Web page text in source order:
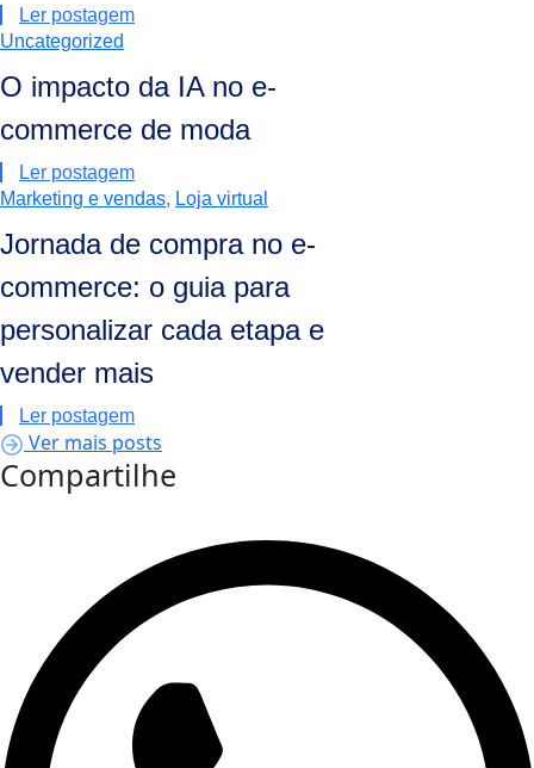
Ler postagem
Uncategorized
O impacto da IA no e-
commerce de moda
Ler postagem
Marketing e vendas, Loja virtual
Jornada de compra no e-
commerce: o guia para
personalizar cada etapa e
vender mais
Ler postagem
Ver mais posts
Compartilhe